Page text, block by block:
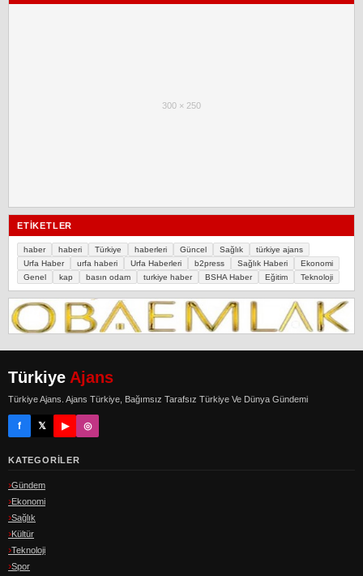
300 × 250
ETIKETLER
haber haberi Türkiye haberleri Güncel Sağlık
türkiye ajans
Urfa Haber
urfa haberi Urfa Haberleri b2press Sağlık Haberi
Ekonomi
Genel
kap basın odam turkiye haber BSHA Haber Eğitim Teknoloji
Türkiye Ajans
Türkiye Ajans. Ajans Türkiye, Bağımsız Tarafsız Türkiye Ve Dünya Gündemi
f 𝕏 ▶ ◎
KATEGORILER
Gündem
Ekonomi
Sağlık
Kültür
Teknoloji
Spor